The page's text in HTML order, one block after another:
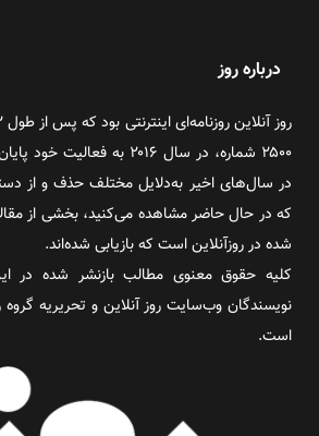
درباره روز
۲۵۰۰ شماره، در سال ۲۰۱۶ به
در سال‌های اخیر به‌دلایل مختلف حذف و از
که در حال حاضر مشاهده می‌کنید، بخشی از
شده در روزآنلاین است که بازیابی شده‌اند.
کلیه حقوق معنوی مطالب بازنشر شده در
نویسندگان وب‌سایت روز آنلاین و تحریریه گروه
است.